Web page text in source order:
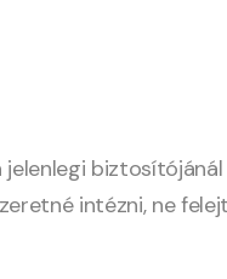
biztosítójánál
intézni, ne